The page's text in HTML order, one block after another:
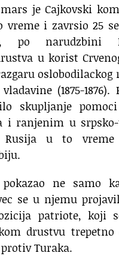
mars je Cajkovski
vreme i zavrsio 25
po narudzbini
u korist
oslobodilackog
(1875-1876).
skupljanje
i ranjenim u
u to vreme
pokazao ne samo
se u njemu
patriote, koji
drustvu
Turaka.